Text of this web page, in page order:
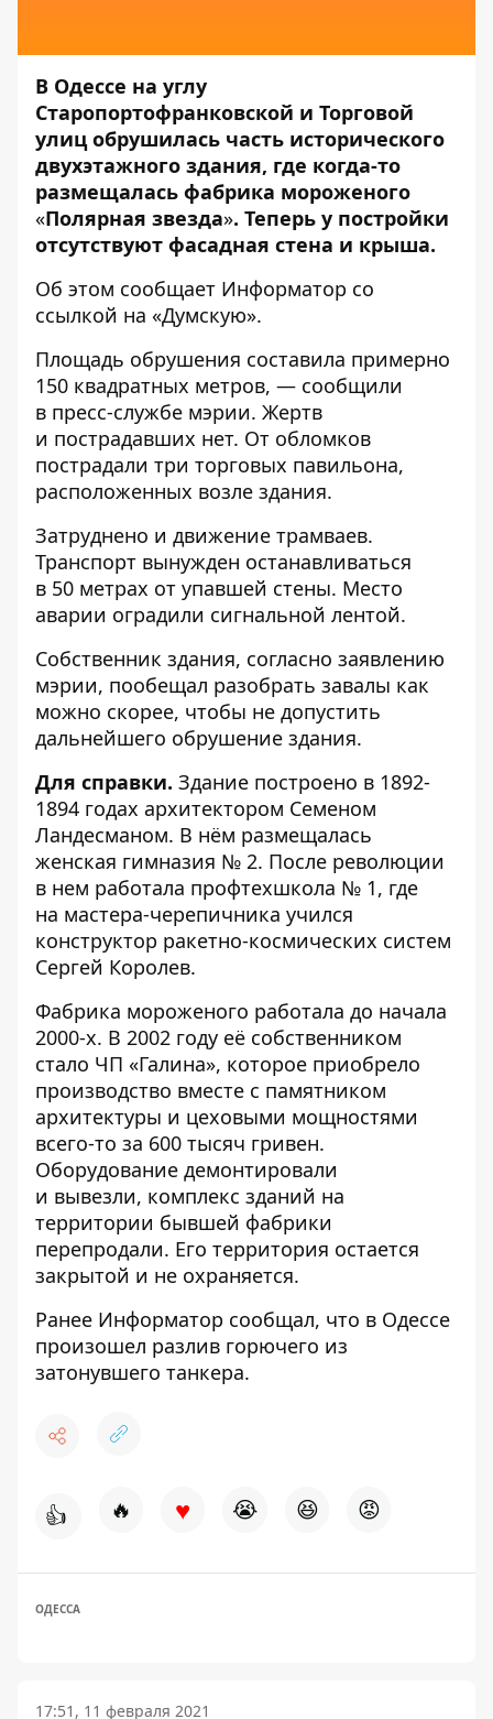
В Одессе на углу
Старопортофранковской и Торговой
улиц обрушилась часть исторического
двухэтажного здания, где когда-то
размещалась фабрика мороженого
«Полярная звезда». Теперь у постройки
отсутствуют фасадная стена и крыша.
Об этом сообщает Информатор со
ссылкой на «Думскую».
Площадь обрушения составила примерно
150 квадратных метров, — сообщили
в пресс-службе мэрии. Жертв
и пострадавших нет. От обломков
пострадали три торговых павильона,
расположенных возле здания.
Затруднено и движение трамваев.
Транспорт вынужден останавливаться
в 50 метрах от упавшей стены. Место
аварии оградили сигнальной лентой.
Собственник здания, согласно заявлению
мэрии, пообещал разобрать завалы как
можно скорее, чтобы не допустить
дальнейшего обрушение здания.
Для справки. Здание построено в 1892-
1894 годах архитектором Семеном
Ландесманом. В нём размещалась
женская гимназия № 2. После революции
в нем работала профтехшкола № 1, где
на мастера-черепичника учился
конструктор ракетно-космических систем
Сергей Королев.
Фабрика мороженого работала до начала
2000-х. В 2002 году её собственником
стало ЧП «Галина», которое приобрело
производство вместе с памятником
архитектуры и цеховыми мощностями
всего-то за 600 тысяч гривен.
Оборудование демонтировали
и вывезли, комплекс зданий на
территории бывшей фабрики
перепродали. Его территория остается
закрытой и не охраняется.
Ранее Информатор сообщал, что в Одессе
произошел разлив горючего из
затонувшего танкера.
👍 🔥 ♥ 😭 😆 😡
ОДЕССА
17:51, 11 февраля 2021